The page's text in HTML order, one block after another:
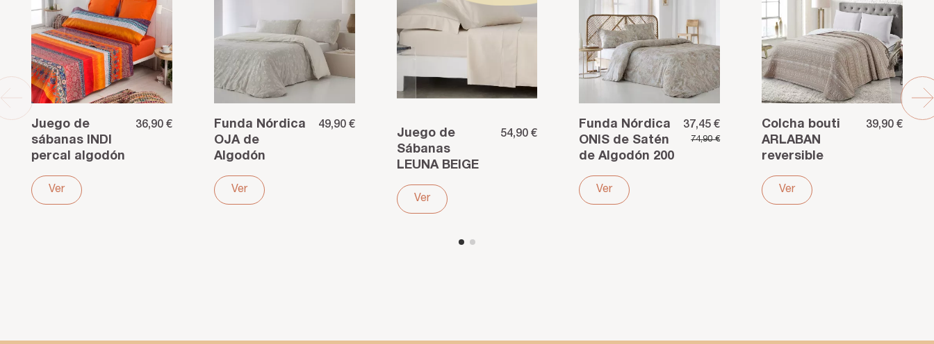
Juego de
sábanas INDI
percal algodón
180 hilos
multicolor
36,90 €
Ver
Funda Nórdica
OJA de
Algodón
Jacquard 200
Hilos Gris –
Textura y
49,90 €
Ver
Juego de
Sábanas
LEUNA BEIGE
de Satén de
Algodón
Egipcio 300
Suavidad de
54,90 €
Ver
Funda Nórdica
ONIS de Satén
de Algodón 200
Hilos Multicolor
– Elegancia y
brillo para...
37,45 €
74,90 €
Ver
Colcha bouti
ARLABAN
reversible
jacquard
poliéster beige
39,90 €
Ver